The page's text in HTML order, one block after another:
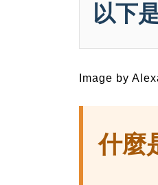
以下
Image by
什麼